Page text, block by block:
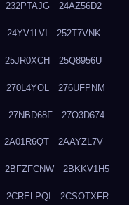
232PTAJG 24AZ56D2
24YV1LVI 252T7VNK
25JR0XCH 25Q8956U
270L4YOL 276UFPNM
27NBD68F 27O3D674
2A01R6QT 2AAYZL7V
2BFZFCNW 2BKKV1H5
2CRELPQI 2CSOTXFR